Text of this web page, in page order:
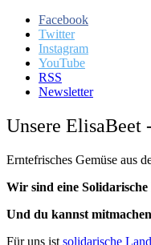
Facebook
Twitter
Instagram
YouTube
RSS
Newsletter
Unsere ElisaBeet
Erntefrisches Gemüse aus
Wir sind eine
Und du kannst
Für uns ist solidarische